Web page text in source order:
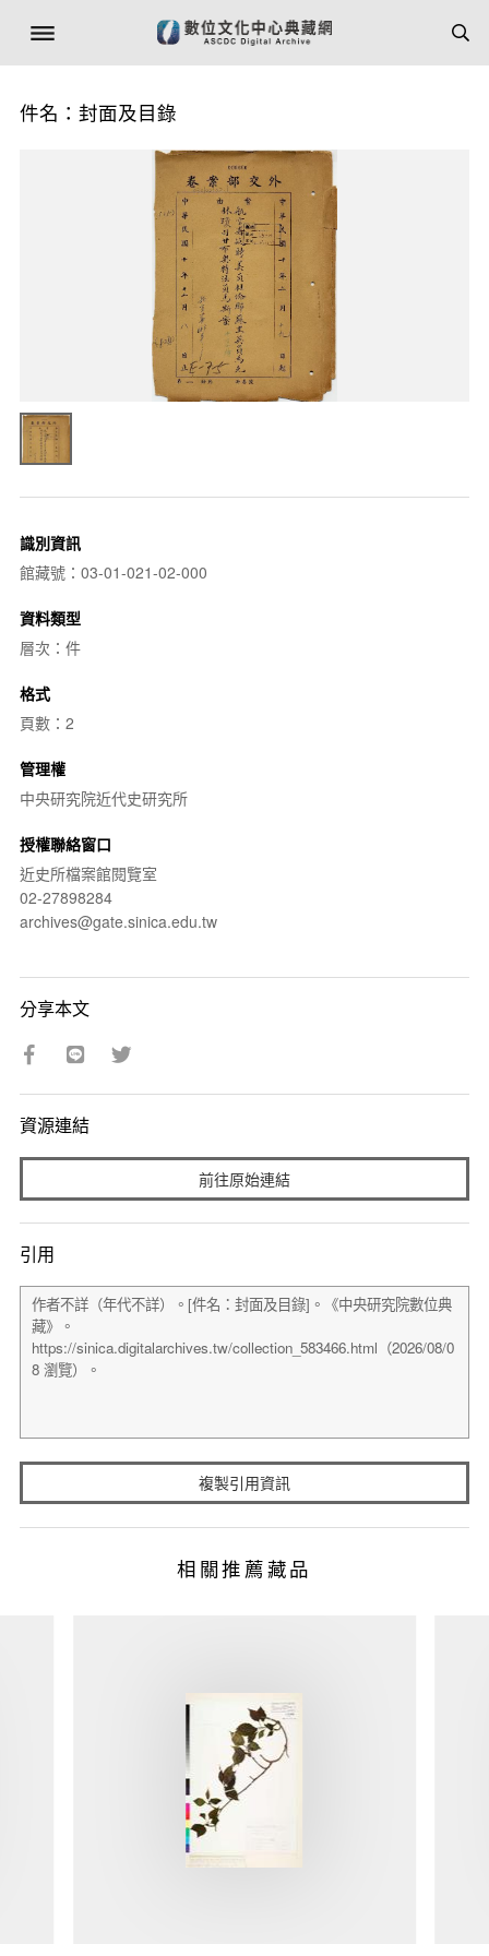
件名：封面及目錄
識別資訊
館藏號：03-01-021-02-000
資料類型
層次：件
格式
頁數：2
管理權
中央研究院近代史研究所
授權聯絡窗口
近史所檔案館閱覽室
02-27898284
archives@gate.sinica.edu.tw
分享本文
資源連結
前往原始連結
引用
複製引用資訊
相關推薦藏品